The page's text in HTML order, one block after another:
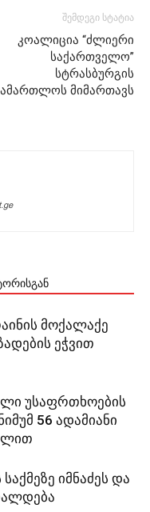
შემდეგი სტატია
კოალიცია “ძლიერი
საქართველო”
სტრასბურგის
მიმართავს
მოქალაქე
ეჭვით
უსაფრთხოების
56 ადამიანი
იმნაძეს და